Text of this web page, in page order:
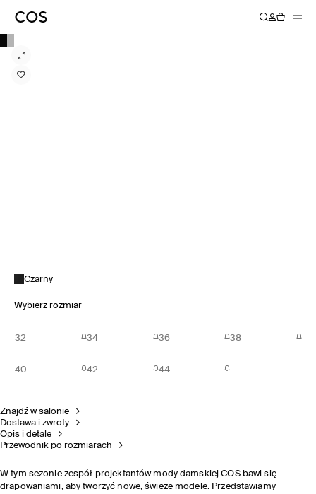
Czarny
Wybierz rozmiar
32 34 36 38
40 42 44
Znajdź w salonie
Dostawa i zwroty
Opis i detale
Przewodnik po rozmiarach
W tym sezonie zespół projektantów mody damskiej COS bawi się
drapowaniami, aby tworzyć nowe, świeże modele. Przedstawiamy